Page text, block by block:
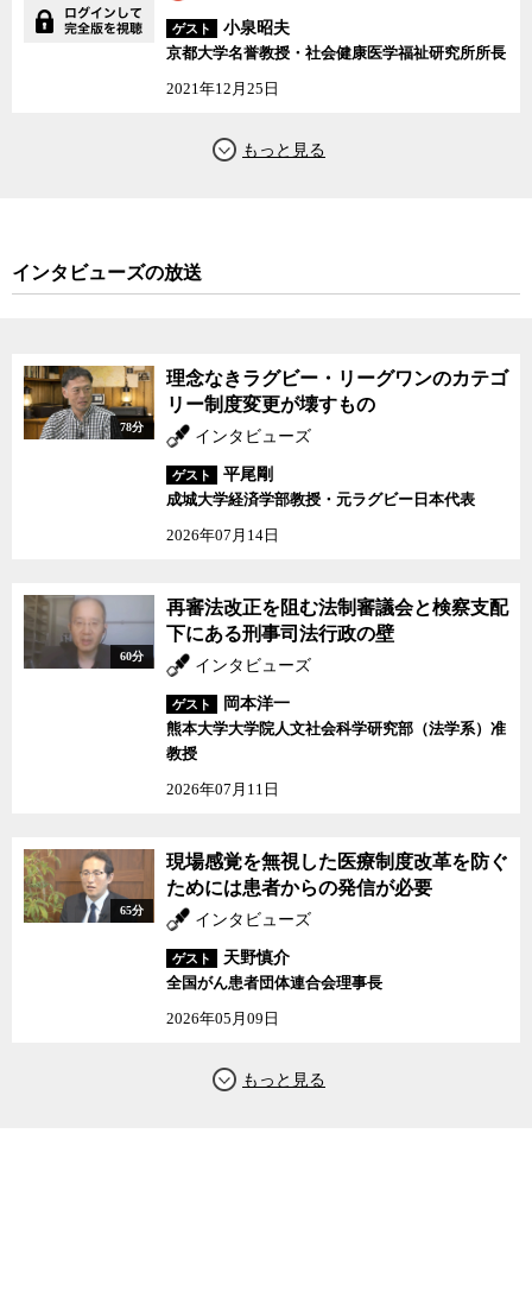
ゲスト
小泉昭夫
京都大学名誉教授・社会健康医学福祉研究所所長
2021年12月25日
インタビューズの放送
78分
理念なきラグビー・リーグワンのカテゴ
リー制度変更が壊すもの
インタビューズ
ゲスト
平尾剛
成城大学経済学部教授・元ラグビー日本代表
2026年07月14日
60分
再審法改正を阻む法制審議会と検察支配
下にある刑事司法行政の壁
インタビューズ
ゲスト
岡本洋一
熊本大学大学院人文社会科学研究部（法学系）准
教授
2026年07月11日
65分
現場感覚を無視した医療制度改革を防ぐ
ためには患者からの発信が必要
インタビューズ
ゲスト
天野慎介
全国がん患者団体連合会理事長
2026年05月09日